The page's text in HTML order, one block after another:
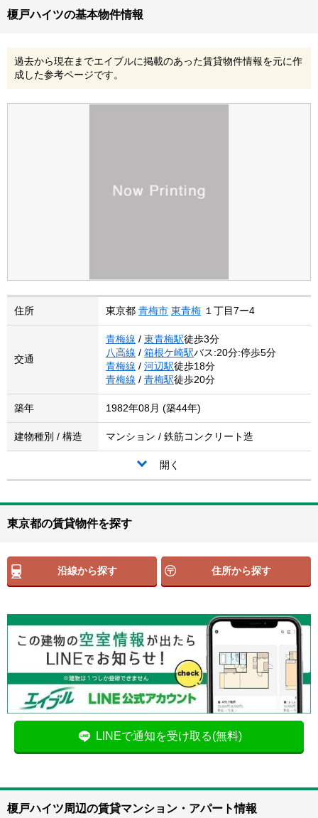
榎戸ハイツの基本物件情報
過去から現在までエイブルに掲載のあった賃貸物件情報を元に作
成した参考ページです。
住所 東京都 青梅市 東青梅 １丁目7ー4
交通
青梅線 / 東青梅駅徒歩3分
八高線 / 箱根ケ崎駅バス:20分:停歩5分
青梅線 / 河辺駅徒歩18分
青梅線 / 青梅駅徒歩20分
築年 1982年08月 (築44年)
建物種別 / 構造 マンション / 鉄筋コンクリート造
開く
東京都の賃貸物件を探す
沿線から探す 住所から探す
LINEで通知を受け取る(無料)
榎戸ハイツ周辺の賃貸マンション・アパート情報